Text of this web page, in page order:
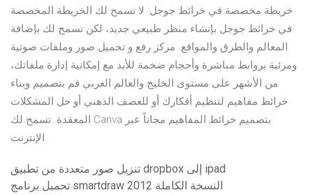
خريطة مخصصة في خرائط جوجل: لا تسمح لك الخريطة المخصصة
في خرائط جوجل بإنشاء منظر طبيعي جديد، لكن تسمح لك بإضافة
المعالم والطرق والمواقع. مركز رفع و تحميل صور وملفات صوتية
ومرئية بروابط مباشرة وأحجام ضخمة للأبد مع إمكانية إدارة ملفاتك،
من الأشهر على مستوى الخليج والعالم العربي قم بتصميم وبناء
خرائط مفاهيم لتنظيم أفكارك أو للعصف الذهني أو حل المشكلات
المعقدة. تسمح لك Canva بتصميم خرائط المفاهيم مجاناً عبر
الإنترنت.
تنزيل صور متعددة من تطبيق dropbox إلى ipad
تحميل برنامج smartdraw 2012 النسخة الكاملة